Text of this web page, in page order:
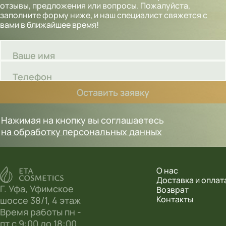
отзывы, предложения или вопросы. Пожалуйста,
заполните форму ниже, и наш специалист свяжется с
вами в ближайшее время!
Ваше имя
Телефон
Оставить заявку
Нажимая на кнопку вы соглашаетесь
на обработку персональных данных
Г. Уфа, Уфимское
шоссе 38/1, 4 этаж
Время работы пн -
пт с 9:00 до 18:00
О нас
Доставка и
Возврат
Контакты